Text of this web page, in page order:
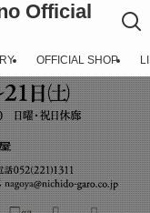
Official
OFFICIAL SHOP